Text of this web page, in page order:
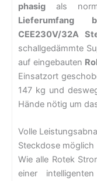
phasig als
CEE230V/32A
schallgedämmte
auf eingebauten
Einsatzort
147 kg und
Hände nötig um
Volle
Steckdose möglich
Wie alle Rotek
einer